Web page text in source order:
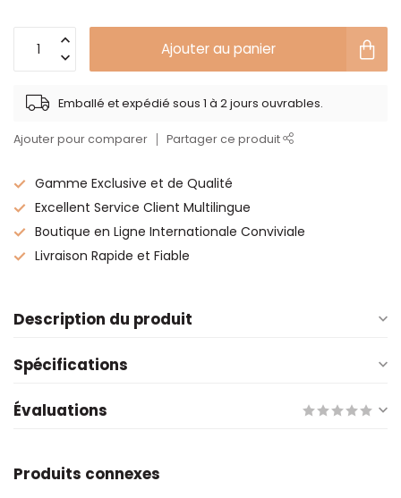
Ajouter au panier
Emballé et expédié sous 1 à 2 jours ouvrables.
Ajouter pour comparer Partager ce produit
Gamme Exclusive et de Qualité
Excellent Service Client Multilingue
Boutique en Ligne Internationale Conviviale
Livraison Rapide et Fiable
Description du produit
Spécifications
Évaluations
Produits connexes